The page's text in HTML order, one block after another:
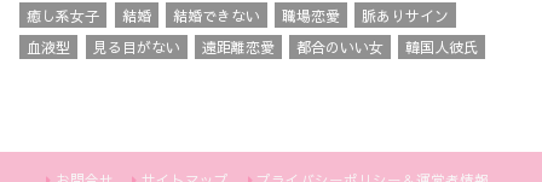
癒し系女子
結婚 結婚できない 職場恋愛
脈ありサイン
血液型
見る目がない 遠距離恋愛 都合のいい女 韓国人彼氏